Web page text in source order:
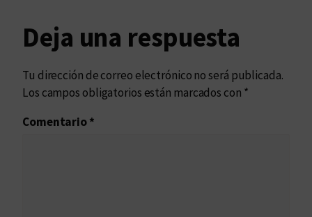
Deja una respuesta
Tu dirección de correo electrónico no será publicada.
Los campos obligatorios están marcados con *
Comentario*